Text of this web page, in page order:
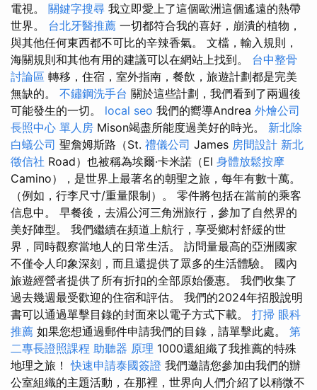
電視。 關鍵字搜尋 我立即愛上了這個歐洲這個遙遠的熱帶
世界。 台北牙醫推薦 一切都符合我的喜好，崩潰的植物，
與其他任何東西都不可比的辛辣香氣。 文檔，輸入規則，
海關規則和其他有用的建議可以在網站上找到。 台中整骨
討論區 轉移，住宿，室外指南，餐飲，旅遊計劃都是完美
無缺的。 不鏽鋼洗手台 關於這些計劃，我們看到了兩週後
可能發生的一切。 local seo 我們的嚮導Andrea 外燴公司
長照中心 單人房 Mison竭盡所能度過美好的時光。 新北除
白蟻公司 聖詹姆斯路（St. 禮儀公司 James 房間設計 新北
徵信社 Road）也被稱為埃爾·卡米諾（El 身體放鬆按摩
Camino），是世界上最著名的朝聖之旅，每年有數十萬。
（例如，行李尺寸/重量限制）。 零件將包括在當前的乘客
信息中。 早餐後，去湄公河三角洲旅行，參加了自然界的
美好陣型。 我們繼續在頻道上航行，享受鄉村舒緩的世
界，同時觀察當地人的日常生活。 訪問量最高的亞洲國家
不僅令人印象深刻，而且還提供了眾多的生活體驗。 國內
旅遊經營者提供了所有折扣的全部原始優惠。 我們收集了
過去幾週最受歡迎的住宿和評估。 我們的2024年招股說明
書可以通過單擊目錄的封面來以電子方式下載。 打掃 眼科
推薦 如果您想通過郵件申請我們的目錄，請單擊此處。 第
二專長證照課程 助聽器 原理 1000還組織了我推薦的特殊
地理之旅！快速申請泰國簽證 我們邀請您參加由我們的辦
公室組織的主題活動，在那裡，世界向人們介紹了以稍微不